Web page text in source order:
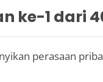
ke-1 dari
perasaan